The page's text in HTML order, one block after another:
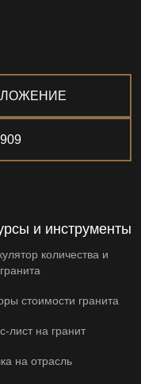
и инструменты
количества и
стоимости гранита
лист на гранит
на отрасль